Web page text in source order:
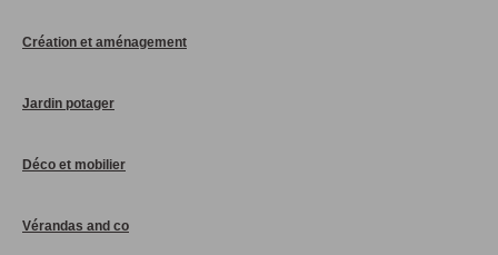
Création et aménagement
Jardin potager
Déco et mobilier
Vérandas and co